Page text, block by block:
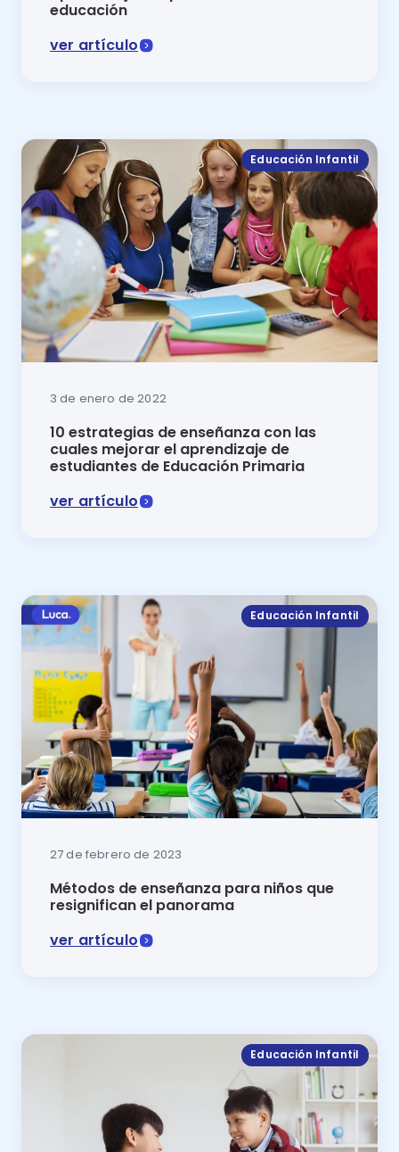
educación
ver artículo
Educación Infantil
3 de enero de 2022
10 estrategias de enseñanza con las
cuales mejorar el aprendizaje de
estudiantes de Educación Primaria
ver artículo
Educación Infantil
27 de febrero de 2023
Métodos de enseñanza para niños que
resignifican el panorama
ver artículo
Educación Infantil